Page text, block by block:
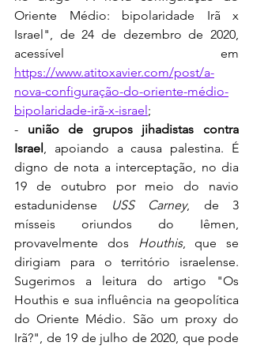
Oriente Médio: bipolaridade Irã x
Israel", de 24 de dezembro de 2020,
https://www.atitoxavier.com/post/a-
nova-configuração-do-oriente-médio-
bipolaridade-irã-x-israel;
- união de grupos jihadistas contra
Israel , apoiando a causa palestina. É
digno de nota a interceptação, no dia
19 de outubro por meio do navio
estadunidense
USS Carney, de 3
mísseis oriundos do Iêmen,
provavelmente dos
Houthis, que se
dirigiam para o território israelense.
Sugerimos a leitura do artigo "Os
Houthis e sua influência na geopolítica
do Oriente Médio. São um proxy do
Irã?", de 19 de julho de 2020, que pode